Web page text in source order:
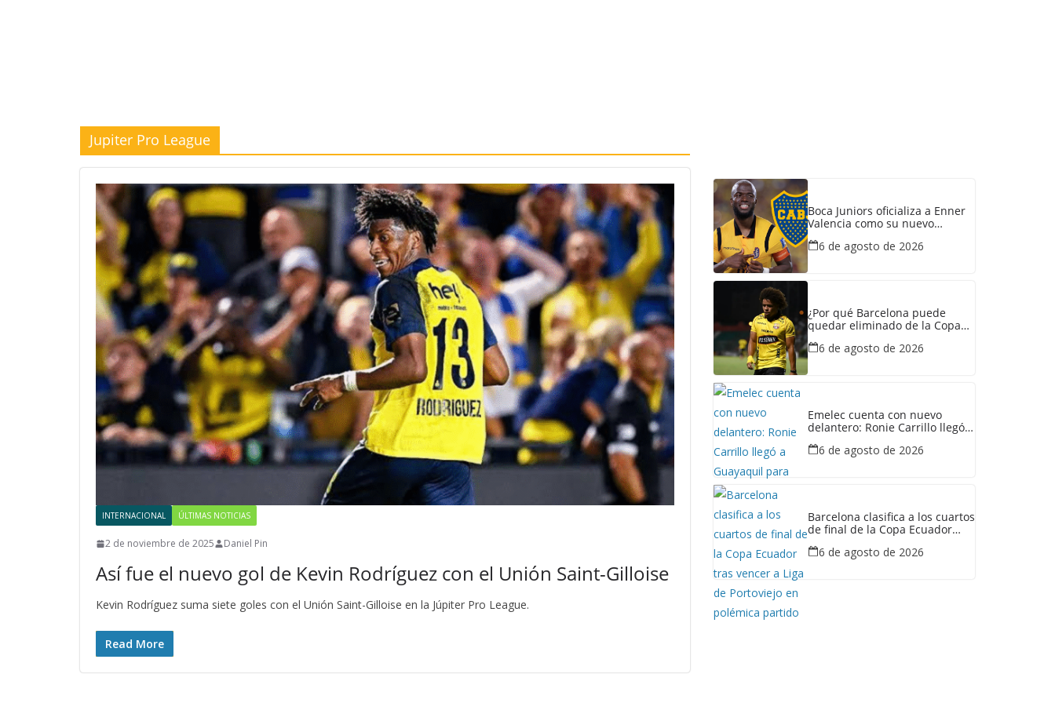
Jupiter Pro League
INTERNACIONAL ÚLTIMAS NOTICIAS
2 de noviembre de 2025 Daniel Pin
Así fue el nuevo gol de Kevin Rodríguez con el Unión Saint-Gilloise
Kevin Rodríguez suma siete goles con el Unión Saint-Gilloise en la Júpiter Pro League.
Read More
Boca Juniors oficializa a Enner
Valencia como su nuevo
ganaría el ecuatoriano
6 de agosto de 2026
¿Por qué Barcelona puede
quedar eliminado de la Copa
derrotado a Liga de Portoviejo?
6 de agosto de 2026
Emelec cuenta con nuevo
delantero: Ronie Carrillo llegó a
Bombillo
6 de agosto de 2026
Barcelona clasifica a los cuartos
de final de la Copa Ecuador
en polémica partido
6 de agosto de 2026